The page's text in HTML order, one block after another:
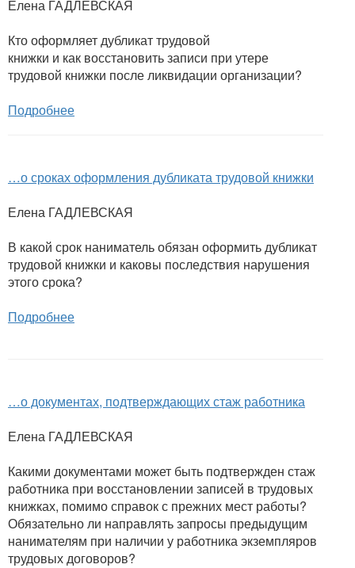
Елена ГАДЛЕВСКАЯ
Кто оформляет дубликат трудовой
книжки и как восстановить записи при утере
трудовой книжки после ликвидации организации?
Подробнее
…о сроках оформления дубликата трудовой книжки
Елена ГАДЛЕВСКАЯ
В какой срок наниматель обязан оформить дубликат
трудовой книжки и каковы последствия нарушения
этого срока?
Подробнее
…о документах, подтверждающих стаж работника
Елена ГАДЛЕВСКАЯ
Какими документами может быть подтвержден стаж
работника при восстановлении записей в трудовых
книжках, помимо справок с прежних мест работы?
Обязательно ли направлять запросы предыдущим
нанимателям при наличии у работника экземпляров
трудовых договоров?